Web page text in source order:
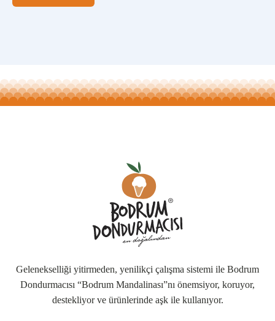
Gelenekselliği yitirmeden, yenilikçi çalışma sistemi ile Bodrum
Dondurmacısı “Bodrum Mandalinası”nı önemsiyor, koruyor,
destekliyor ve ürünlerinde aşk ile kullanıyor.